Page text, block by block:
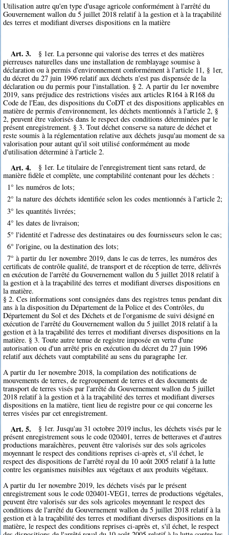
Utilisation autre qu'en type d'usage agricole conformément à l'arrêté du
Gouvernement wallon du 5 juillet 2018 relatif à la gestion et à la traçabilité
des terres et modifiant diverses dispositions en la matière
Art. 3.
§ 1er. La personne qui valorise des terres et des matières
pierreuses naturelles dans une installation de remblayage soumise à
déclaration ou à permis d'environnement conformément à l'article 11, § 1er,
du décret du 27 juin 1996 relatif aux déchets n'est pas dispensée de la
déclaration ou du permis pour l'installation. § 2. A partir du 1er novembre
2019, sans préjudice des restrictions visées aux articles R164 à R168 du
Code de l'Eau, des dispositions du CoDT et des dispositions applicables en
matière de permis d'environnement, les déchets mentionnés à l'article 2, §
2, peuvent être valorisés dans le respect des conditions déterminées par le
présent enregistrement. § 3. Tout déchet conserve sa nature de déchet et
reste soumis à la réglementation relative aux déchets jusqu'au moment de sa
valorisation pour autant qu'il soit utilisé conformément au mode
d'utilisation déterminé à l'article 2.
Art. 4.
§ 1er. Le titulaire de l'enregistrement tient sans retard, de
manière fidèle et complète, une comptabilité contenant pour les déchets :
1° les numéros de lots;
2° la nature des déchets identifiée selon les codes mentionnés à l'article 2;
3° les quantités livrées;
4° les dates de livraison;
5° l'identité et l'adresse des destinataires ou des fournisseurs selon le cas;
6° l'origine, ou la destination des lots;
7° à partir du 1er novembre 2019, dans le cas de terres, les numéros des
certificats de contrôle qualité, de transport et de réception de terre, délivrés
en exécution de l'arrêté du Gouvernement wallon du 5 juillet 2018 relatif à
la gestion et à la traçabilité des terres et modifiant diverses dispositions en
la matière.
§ 2. Ces informations sont consignées dans des registres tenus pendant dix
ans à la disposition du Département de la Police et des Contrôles, du
Département du Sol et des Déchets et de l'organisme de suivi désigné en
exécution de l'arrêté du Gouvernement wallon du 5 juillet 2018 relatif à la
gestion et à la traçabilité des terres et modifiant diverses dispositions en la
matière. § 3. Toute autre tenue de registre imposée en vertu d'une
autorisation ou d'un arrêté pris en exécution du décret du 27 juin 1996
relatif aux déchets vaut comptabilité au sens du paragraphe 1er.
A partir du 1er novembre 2018, la compilation des notifications de
mouvements de terres, de regroupement de terres et des documents de
transport de terres visés par l'arrêté du Gouvernement wallon du 5 juillet
2018 relatif à la gestion et à la traçabilité des terres et modifiant diverses
dispositions en la matière, tient lieu de registre pour ce qui concerne les
terres visées par cet enregistrement.
Art. 5.
§ 1er. Jusqu'au 31 octobre 2019 inclus, les déchets visés par le
présent enregistrement sous le code 020401, terres de betteraves et d'autres
productions maraîchères, peuvent être valorisés sur des sols agricoles
moyennant le respect des conditions reprises ci-après et, s'il échet, le
respect des dispositions de l'arrêté royal du 10 août 2005 relatif à la lutte
contre les organismes nuisibles aux végétaux et aux produits végétaux.
A partir du 1er novembre 2019, les déchets visés par le présent
enregistrement sous le code 020401-VEG1, terres de productions végétales,
peuvent être valorisés sur des sols agricoles moyennant le respect des
conditions de l'arrêté du Gouvernement wallon du 5 juillet 2018 relatif à la
gestion et à la traçabilité des terres et modifiant diverses dispositions en la
matière, le respect des conditions reprises ci-après et, s'il échet, le respect